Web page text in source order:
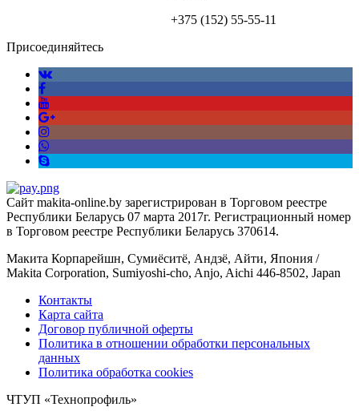
+375 (152) 55-55-11
Присоединяйтесь
Сайт makita-online.by зарегистрирован в Торговом реестре
Республики Беларусь 07 марта 2017г. Регистрационный номер
в Торговом реестре Республики Беларусь 370614.
Макита Корпарейшн, Сумиёситё, Андзё, Айти, Япония /
Makita Corporation, Sumiyoshi-cho, Anjo, Aichi 446-8502, Japan
Контакты
Карта сайта
Договор публичной оферты
Политика в отношении обработки персональных
данных
Политика обработка cookies
ЧТУП «Технопрофиль»